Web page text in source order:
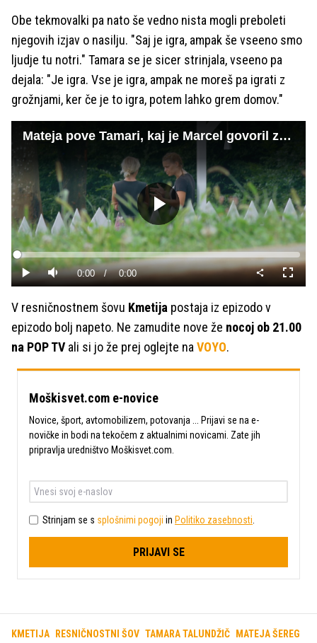
Obe tekmovalki pa nato še vedno nista mogli preboleti
njegovih izjav o nasilju. "Saj je igra, ampak še vseeno smo
ljudje tu notri." Tamara se je sicer strinjala, vseeno pa
dejala: "Je igra. Vse je igra, ampak ne moreš pa igrati z
grožnjami, ker če je to igra, potem lahko grem domov."
Mateja pove Tamari, kaj je Marcel govoril za njenim hrbtom
Predvajaj
Predvajaj
Tiho Current
0:00 / Duration
0:00
Loaded:
0%
način
V resničnostnem šovu Kmetija postaja iz epizodo v
epizodo bolj napeto. Ne zamudite nove že nocoj ob 21.00
na POP TV ali si jo že prej oglejte na VOYO.
Moškisvet.com e-novice
Novice, šport, avtomobilizem, potovanja ... Prijavi se na e-
novičke in bodi na tekočem z aktualnimi novicami. Zate jih
pripravlja uredništvo Moškisvet.com.
Strinjam se s splošnimi pogoji in Politiko zasebnosti
PRIJAVI SE
KMETIJA RESNIČNOSTNI ŠOV TAMARA TALUNDŽIČ MATEJA ŠEREG